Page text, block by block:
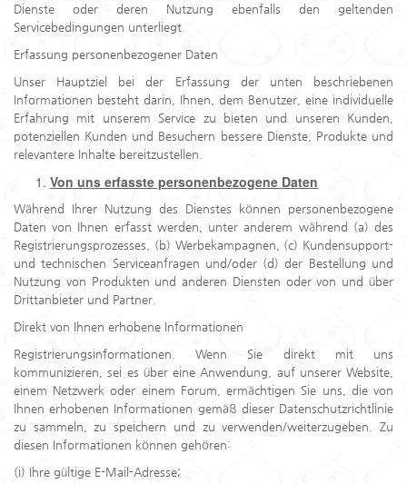
Dienste oder deren Nutzung ebenfalls den geltenden
Servicebedingungen unterliegt.
Erfassung personenbezogener Daten
Unser Hauptziel bei der Erfassung der unten beschriebenen
Informationen besteht darin, Ihnen, dem Benutzer, eine individuelle
Erfahrung mit unserem Service zu bieten und unseren Kunden,
potenziellen Kunden und Besuchern bessere Dienste, Produkte und
relevantere Inhalte bereitzustellen.
Von uns erfasste personenbezogene Daten
Während Ihrer Nutzung des Dienstes können personenbezogene
Daten von Ihnen erfasst werden, unter anderem während (a) des
Registrierungsprozesses, (b) Werbekampagnen, (c) Kundensupport-
und technischen Serviceanfragen und/oder (d) der Bestellung und
Nutzung von Produkten und anderen Diensten oder von und über
Drittanbieter und Partner.
Direkt von Ihnen erhobene Informationen
Registrierungsinformationen. Wenn Sie direkt mit uns
kommunizieren, sei es über eine Anwendung, auf unserer Website,
einem Netzwerk oder einem Forum, ermächtigen Sie uns, die von
Ihnen erhobenen Informationen gemäß dieser Datenschutzrichtlinie
zu sammeln, zu speichern und zu verwenden/weiterzugeben. Zu
diesen Informationen können gehören:
(i) Ihre gültige E-Mail-Adresse;